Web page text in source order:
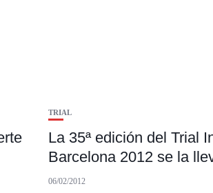
TRIAL
La 35ª edición del Trial
Barcelona 2012 se la
06/02/2012